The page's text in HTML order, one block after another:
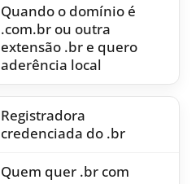
Quando o domínio é
.com.br ou outra
extensão .br e quero
aderência local
Registradora
credenciada do .br
Quem quer .br com